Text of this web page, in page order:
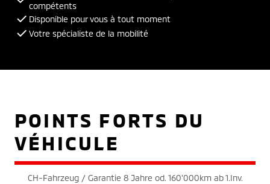
compétents
Disponible pour vous à tout moment
Votre spécialiste de la mobilité
POINTS FORTS DU
VÉHICULE
CH-Fahrzeug / Garantie 8 Jahre od. 160'000km ab 1.Inv.